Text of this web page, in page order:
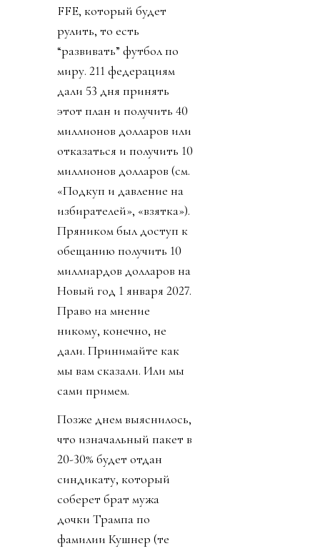
FFE, который будет
рулить, то есть
“развивать” футбол по
миру. 211 федерациям
дали 53 дня принять
этот план и получить 40
миллионов долларов или
отказаться и получить 10
миллионов долларов (см.
«Подкуп и давление на
избирателей», «взятка»).
Пряником был доступ к
обещанию получить 10
миллиардов долларов на
Новый год 1 января 2027.
Право на мнение
никому, конечно, не
дали. Принимайте как
мы вам сказали. Или мы
сами примем.
Позже днем выяснилось,
что изначальный пакет в
20-30% будет отдан
синдикату, который
соберет брат мужа
дочки Трампа по
фамилии Кушнер (те